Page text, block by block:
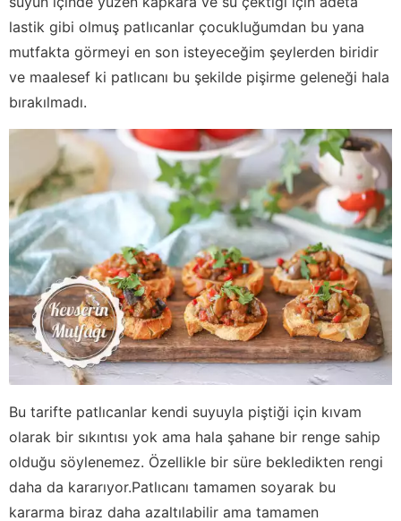
lastik gibi olmuş patlıcanlar çocukluğumdan bu yana
mutfakta görmeyi en son isteyeceğim şeylerden biridir
ve maalesef ki patlıcanı bu şekilde pişirme geleneği hala
bırakılmadı.
Bu tarifte patlıcanlar kendi suyuyla piştiği için kıvam
olarak bir sıkıntısı yok ama hala şahane bir renge sahip
olduğu söylenemez. Özellikle bir süre bekledikten rengi
daha da kararıyor.Patlıcanı tamamen soyarak bu
kararma biraz daha azaltılabilir ama tamamen